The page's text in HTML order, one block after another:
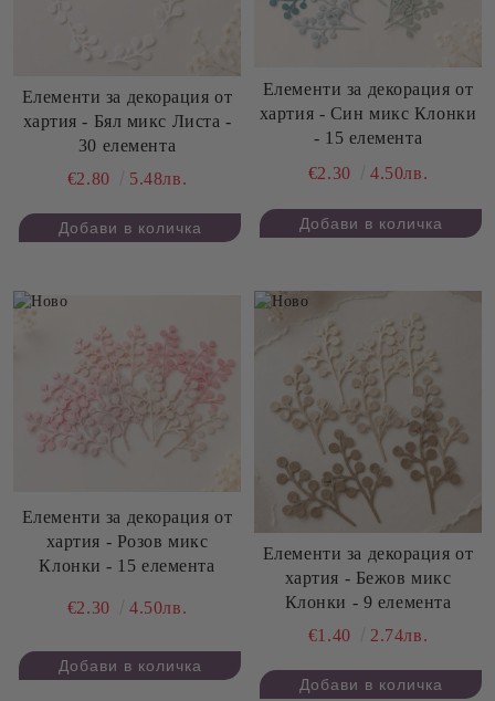
Елементи за декорация от
хартия - Бял микс Листа -
30 елемента
€2.80
5.48лв.
Елементи за декорация от
хартия - Син микс Клонки
- 15 елемента
€2.30
4.50лв.
Елементи за декорация от
хартия - Розов микс
Клонки - 15 елемента
€2.30 4.50лв.
Елементи за декорация от
хартия - Бежов микс
Клонки - 9 елемента
€1.40
2.74лв.